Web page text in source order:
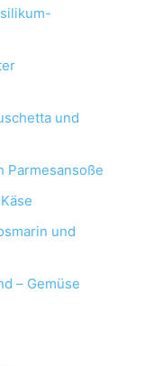
und
Parmesansoße
und
– Gemüse